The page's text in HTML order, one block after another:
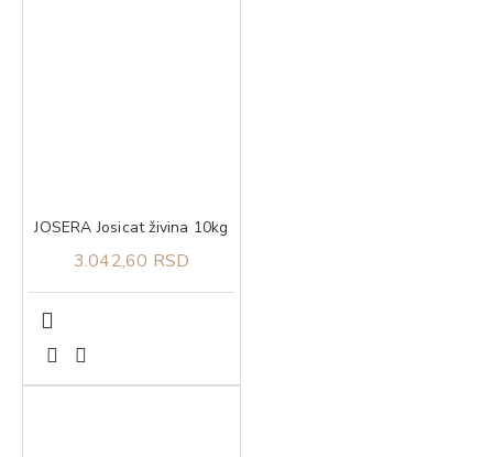
JOSERA Josicat živina 10kg
3.042,60 RSD